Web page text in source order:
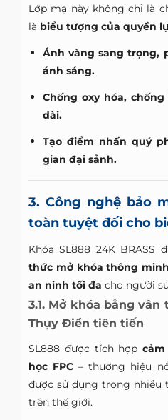
Lớp mạ này không chỉ là
là biểu tượng của quyền
Ánh vàng sang trọng,
ánh sáng.
Chống oxy hóa,
dài.
Tạo điểm nhấn quý
gian đại sảnh.
3. Công nghệ bảo
toàn tuyệt đối cho
Khóa SL888 24K BRASS
thức mở khóa thông
an ninh tối đa cho người
3.1. Mở khóa bằng vân
Thụy Điển tiên tiến
SL888 được tích hợp
học FPC – thương hiệu
được sử dụng trong nhiều
trên thế giới.